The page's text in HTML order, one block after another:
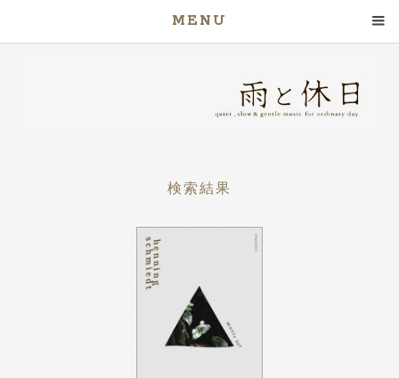
MENU
検索結果